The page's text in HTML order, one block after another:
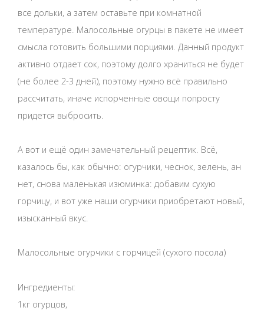
все дольки, а затем оставьте при комнатной
температуре. Малосольные огурцы в пакете не имеет
смысла готовить большими порциями. Данный продукт
активно отдает сок, поэтому долго храниться не будет
(не более 2-3 дней), поэтому нужно всё правильно
рассчитать, иначе испорченные овощи попросту
придется выбросить.
А вот и ещё один замечательный рецептик. Всё,
казалось бы, как обычно: огурчики, чеснок, зелень, ан
нет, снова маленькая изюминка: добавим сухую
горчицу, и вот уже наши огурчики приобретают новый,
изысканный вкус.
Малосольные огурчики с горчицей (сухого посола)
Ингредиенты:
1кг огурцов,